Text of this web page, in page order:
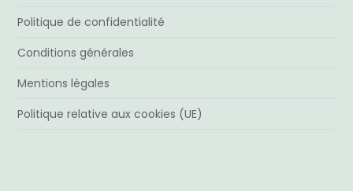
Politique de confidentialité
Conditions générales
Mentions légales
Politique relative aux cookies (UE)